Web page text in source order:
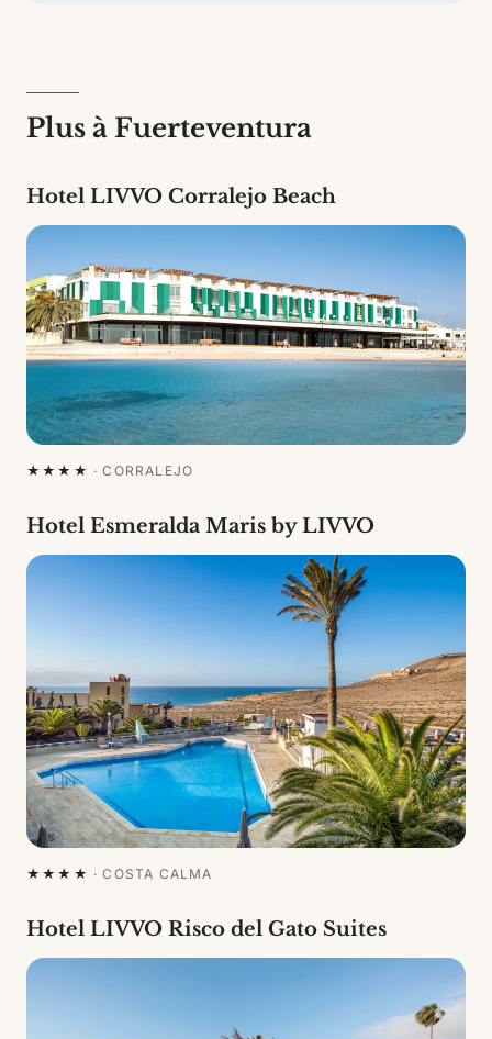
Plus à Fuerteventura
Hotel LIVVO Corralejo Beach
★★★★ ·CORRALEJO
Hotel Esmeralda Maris by LIVVO
★★★★ ·COSTA CALMA
Hotel LIVVO Risco del Gato Suites